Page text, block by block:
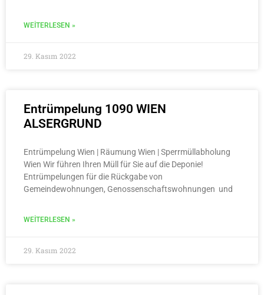
WEITERLESEN »
29. Kasım 2022
Entrümpelung 1090 WIEN
ALSERGRUND
Entrümpelung Wien | Räumung Wien | Sperrmüllabholung
Wien Wir führen Ihren Müll für Sie auf die Deponie!
Entrümpelungen für die Rückgabe von
Gemeindewohnungen, Genossenschaftswohnungen und
WEITERLESEN »
29. Kasım 2022